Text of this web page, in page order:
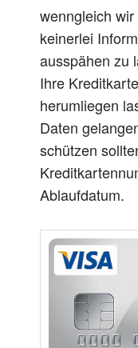
wenngleich
keinerlei
ausspähen zu
Ihre
herumliegen
Daten
schützen
Ablaufdatum.